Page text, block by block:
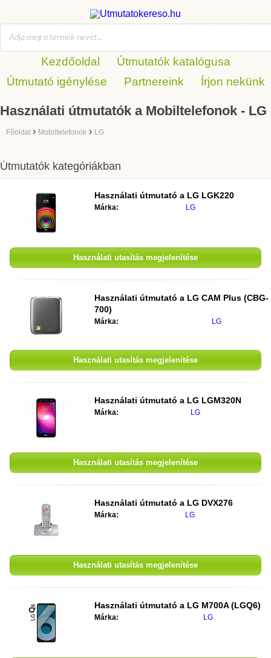
Kezdőoldal
Útmutatók katalógusa
Útmutató igénylése
Partnereink Írjon nekünk
Használati útmutatók a Mobiltelefonok - LG
Főoldal › Mobiltelefonok › LG
Útmutatók kategóriákban
Használati útmutató a LG LGK220
Márka: LG
Használati utasítás megjelenítése
Használati útmutató a LG CAM Plus (CBG-
700)
Márka: LG
Használati utasítás megjelenítése
Használati útmutató a LG LGM320N
Márka: LG
Használati utasítás megjelenítése
Használati útmutató a LG DVX276
Márka: LG
Használati utasítás megjelenítése
Használati útmutató a LG M700A (LGQ6)
Márka: LG